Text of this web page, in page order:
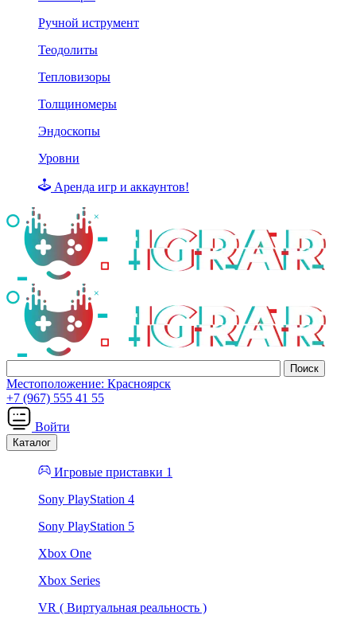
Ручной иструмент
Теодолиты
Тепловизоры
Толщиномеры
Эндоскопы
Уровни
Аренда игр и аккаунтов!
Местоположение: Красноярск
+7 (967) 555 41 55
Войти
Каталог
Игровые приставки 1
Sony PlayStation 4
Sony PlayStation 5
Xbox One
Xbox Series
VR ( Виртуальная реальность )